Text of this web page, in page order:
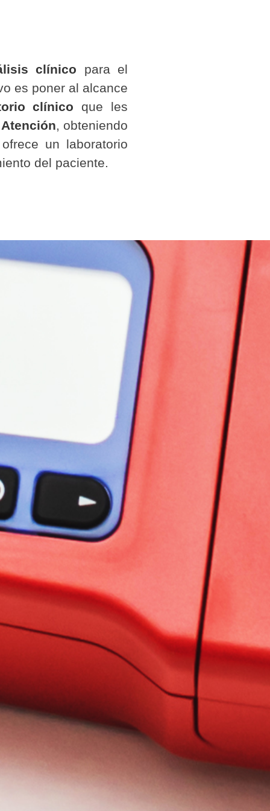
clínico para el
es poner al alcance
clínico que les
, obteniendo
un laboratorio
del paciente.